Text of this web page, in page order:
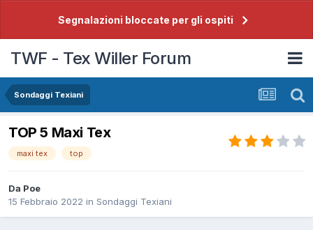
Segnalazioni bloccate per gli ospiti
TWF - Tex Willer Forum
Sondaggi Texiani
TOP 5 Maxi Tex
maxi tex top
Da Poe
15 Febbraio 2022 in Sondaggi Texiani